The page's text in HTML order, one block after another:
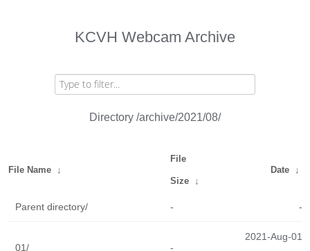
KCVH Webcam Archive
Directory /archive/2021/08/
File Name ↓
File
Size ↓
Date ↓
Parent directory/ - -
01/ -
2021-Aug-01